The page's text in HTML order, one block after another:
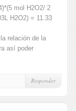
mol H2O2/ 2
H2O2) = 11.33
relación de la
así poder
Responder